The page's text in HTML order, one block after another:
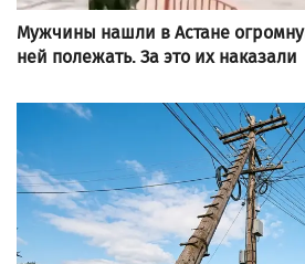
Мужчины нашли в Астане
ней полежать. За это их наказали